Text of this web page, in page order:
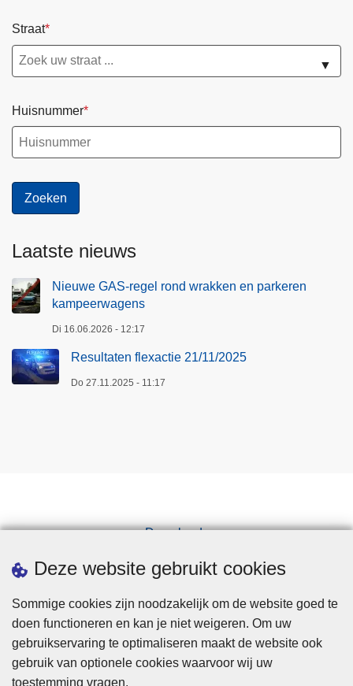
Deze website gebruikt cookies
Sommige cookies zijn noodzakelijk om de website goed te
doen functioneren en kan je niet weigeren. Om uw
gebruikservaring te optimaliseren maakt de website ook
gebruik van optionele cookies waarvoor wij uw
toestemming vragen.
Straat
▼
Huisnummer
Laatste nieuws
Nieuwe GAS-regel rond wrakken en parkeren
kampeerwagens
Di 16.06.2026 - 12:17
Resultaten flexactie 21/11/2025
Do 27.11.2025 - 11:17
Downloads
Pers